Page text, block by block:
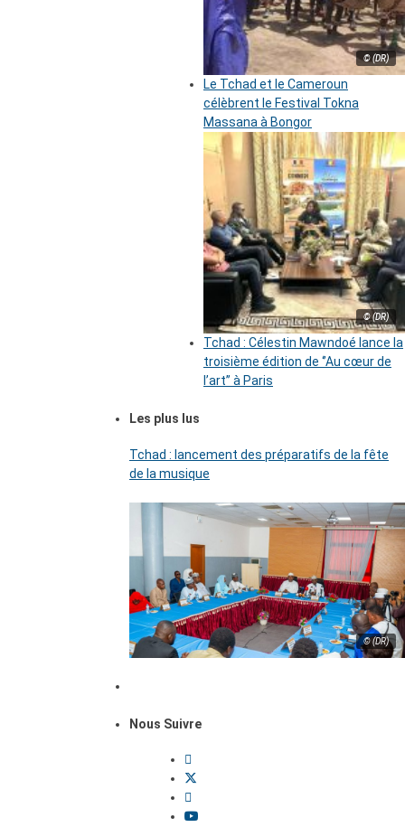
© (DR)
Le Tchad et le Cameroun
célèbrent le Festival Tokna
Massana à Bongor
© (DR)
Tchad : Célestin Mawndoé lance la
troisième édition de ‘’Au cœur de
l’art’’ à Paris
Les plus lus
Tchad : lancement des préparatifs de la fête
de la musique
© (DR)
Nous Suivre